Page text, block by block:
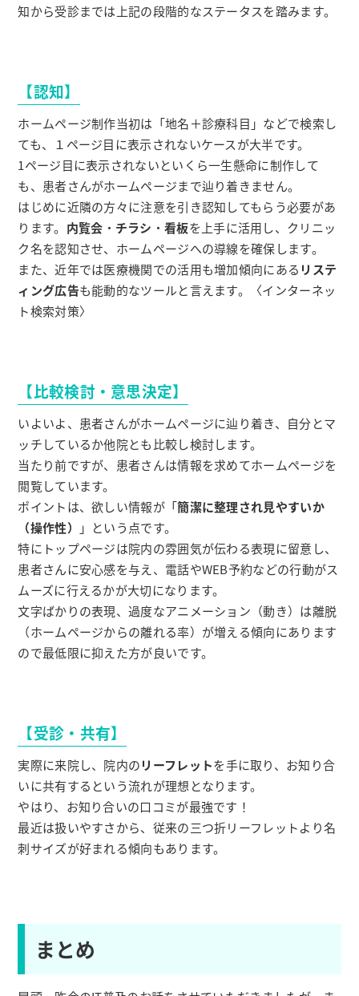
知から受診までは上記の段階的なステータスを踏みます。
【認知】
ホームページ制作当初は「地名＋診療科目」などで検索し
ても、１ページ目に表示されないケースが大半です。
1ページ目に表示されないといくら一生懸命に制作して
も、患者さんがホームページまで辿り着きません。
はじめに近隣の方々に注意を引き認知してもらう必要があ
ります。 内覧会 ・ チラシ ・看板を上手に活用し、クリニッ
ク名を認知させ、ホームページへの導線を確保します。
また、近年では医療機関での活用も増加傾向にある リステ
ィング広告も能動的なツールと言えます。〈インターネッ
ト検索対策〉
【比較検討・意思決定】
いよいよ、患者さんがホームページに辿り着き、自分とマ
ッチしているか他院とも比較し検討します。
当たり前ですが、患者さんは情報を求めてホームページを
閲覧しています。
ポイントは、欲しい情報が「簡潔に整理され見やすいか
（操作性）
」という点です。
特にトップページは院内の雰囲気が伝わる表現に留意し、
患者さんに安心感を与え、電話やWEB予約などの行動がス
ムーズに行えるかが大切になります。
文字ばかりの表現、過度なアニメーション（動き）は離脱
（ホームページからの離れる率）が増える傾向にあります
ので最低限に抑えた方が良いです。
【受診・共有】
実際に来院し、院内のリーフレットを手に取り、お知り合
いに共有するという流れが理想となります。
やはり、お知り合いの口コミが最強です！
最近は扱いやすさから、従来の三つ折リーフレットより名
刺サイズが好まれる傾向もあります。
まとめ